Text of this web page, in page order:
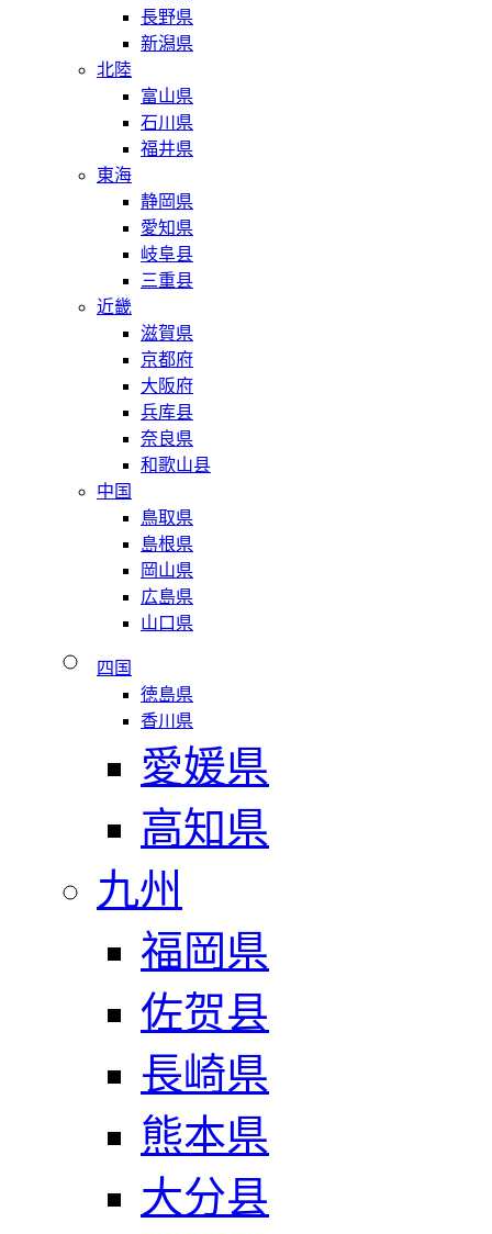
長野県
新潟県
北陸
富山県
石川県
福井県
東海
静岡県
愛知県
岐阜县
三重县
近畿
滋賀県
京都府
大阪府
兵库县
奈良県
和歌山县
中国
鳥取県
島根県
岡山県
広島県
山口県
四国
徳島県
香川県
愛媛県
高知県
九州
福岡県
佐贺县
長崎県
熊本県
大分县